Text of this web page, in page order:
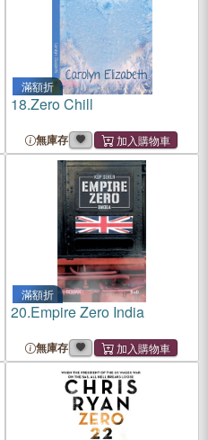
滿額折
18.Zero Chill
無庫存
滿額折
20.Empire Zero India
無庫存